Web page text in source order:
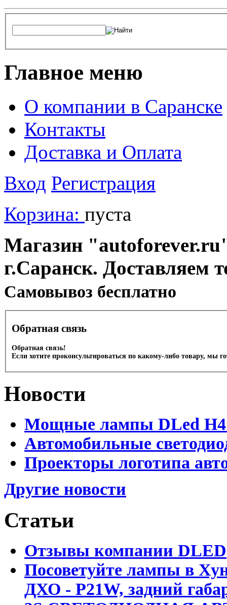
Главное меню
О компании в Саранске
Контакты
Доставка и Оплата
Вход Регистрация
Корзина: пуста
Магазин
г.Саранск. Доставляем
Cамовывоз бесплатно
Обратная связь
Обратная связь!
Если хотите проконсультироваться по какому-либо товару, мы
Новости
Мощные лампы DLed H4
Автомобильные
Проекторы логотипа
Другие новости
Статьи
Отзывы компании DLED
Посоветуйте лампы в
ДХО - P21W, задний